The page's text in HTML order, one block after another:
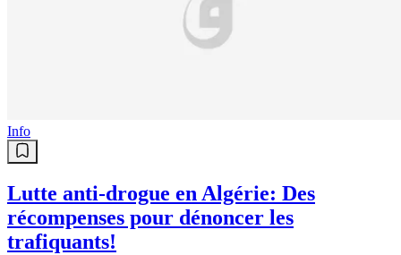
Info
Lutte anti-drogue en Algérie: Des
récompenses pour dénoncer les
trafiquants!